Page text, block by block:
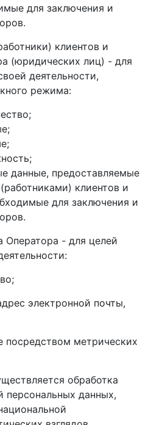
для заключения и
клиентов и
(юридических лиц) - для
деятельности,
режима:
данные, предоставляемые
клиентов и
для заключения и
Оператора - для целей
электронной почты,
посредством метрических
обработка
персональных данных,